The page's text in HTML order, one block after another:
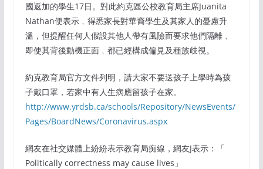
國返加的學生17日。對此約克區公校教育局主席Juanita
Nathan便表示﹐得悉家長對華裔學生及其家人的憂慮升
溫，但提醒任何人假設其他人帶有風險而要求他們隔離﹐
即使其背後動機正面﹐都已經構成偏見及種族歧視。
約克教育局官方文件列明，請大家不要送孩子上學時為孩
子戴口罩，若家中有人生病應留孩子在家。
http://www.yrdsb.ca/schools/Repository/NewsEvents/
Pages/BoardNews/Coronavirus.aspx
網友在社交媒體上紛紛表示教育局痴線，網友J表示：「
Politically correctness may cause lives」